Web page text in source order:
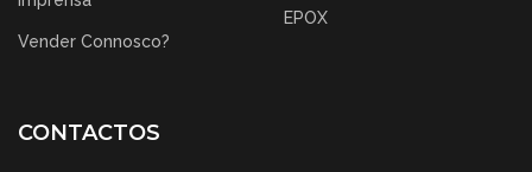
Vender Connosco?
EPOX
CONTACTOS